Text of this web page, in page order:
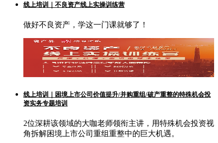
线上培训｜不良资产线上实操训练营
做好不良资产，学这一门课就够了！
线上培训｜困境上市公司价值提升/并购重组/破产重整的特殊机会投
资实务专题培训
2位深耕该领域的大咖老师领衔主讲，用特殊机会投资视
角拆解困境上市公司重组重整中的巨大机遇。